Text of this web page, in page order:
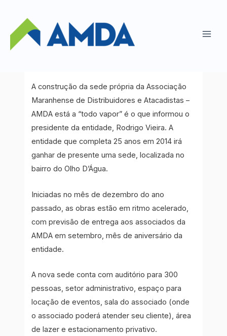
conteúdo
AMDA constrói sede própria
Notícias da AMDA / PorAyoola!
A construção da sede própria da Associação
Maranhense de Distribuidores e Atacadistas –
AMDA está a “todo vapor” é o que informou o
presidente da entidade, Rodrigo Vieira. A
entidade que completa 25 anos em 2014 irá
ganhar de presente uma sede, localizada no
bairro do Olho D’Água.
Iniciadas no mês de dezembro do ano
passado, as obras estão em ritmo acelerado,
com previsão de entrega aos associados da
AMDA em setembro, mês de aniversário da
entidade.
A nova sede conta com auditório para 300
pessoas, setor administrativo, espaço para
locação de eventos, sala do associado (onde
o associado poderá atender seu cliente), área
de lazer e estacionamento privativo.